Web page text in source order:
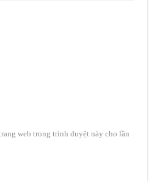
web trong trình duyệt này cho lần